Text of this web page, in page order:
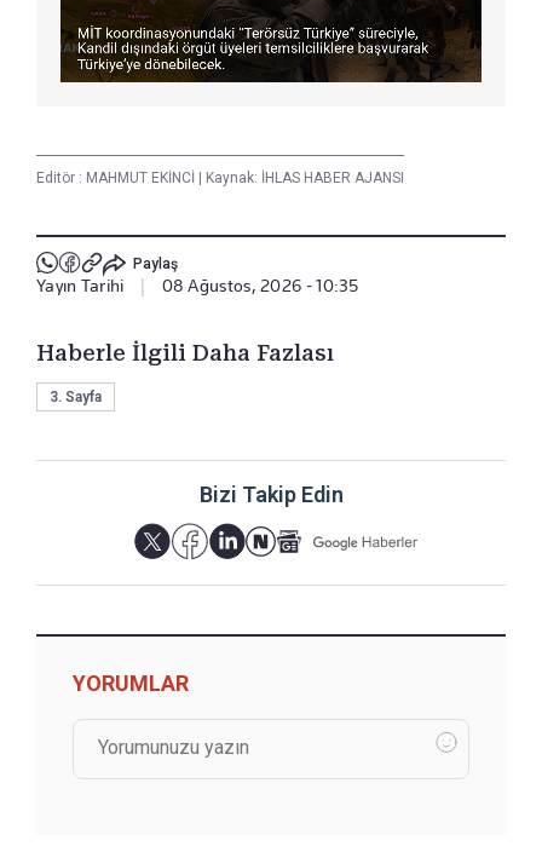
Editör : MAHMUT EKİNCİ | Kaynak: İHLAS HABER AJANSI
Paylaş
Yayın Tarihi 08 Ağustos, 2026 - 10:35
Haberle İlgili Daha Fazlası
3. Sayfa
Bizi Takip Edin
YORUMLAR